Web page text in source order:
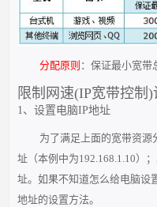
分配原则 ：保证最小宽带
限制网速(IP宽带控制)
1、设置电脑IP地址
为了满足上面的宽带资源
址（本例中为192.168.1.10）
址。如果不知道怎么给电脑设
地址的设置方法。